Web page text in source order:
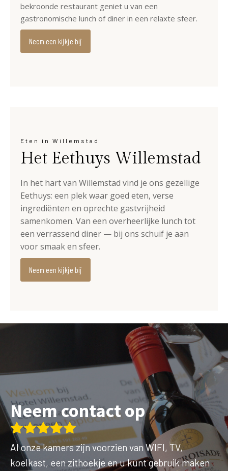
bekroonde restaurant geniet u van een
gastronomische lunch of diner in een relaxte sfeer.
Neem een kijkje bij
Eten in Willemstad
Het Eethuys Willemstad
In het hart van Willemstad vind je ons gezellige
Eethuys: een plek waar goed eten, verse
ingrediënten en oprechte gastvrijheid
samenkomen. Van een overheerlijke lunch tot
een verrassend diner — bij ons schuif je aan
voor smaak en sfeer.
Neem een kijkje bij
Neem contact op
Al onze kamers zijn voorzien van WIFI, TV,
koelkast, een zithoekje en u kunt gebruik maken